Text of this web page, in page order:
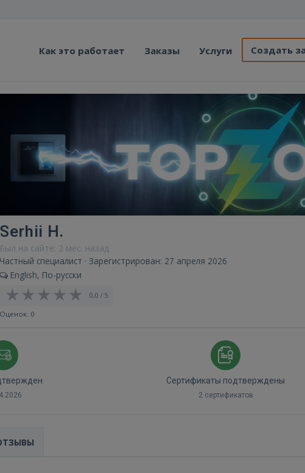
Как это работает Заказы Услуги Создать
Войти
Serhii H.
Был на сайте: 2 мес. назад
Частный специалист · Зарегистрирован: 27 апреля 2026
English, По-русски
0,0 / 5
Оценок: 0
Сертификаты подтверждены
2 сертификатов